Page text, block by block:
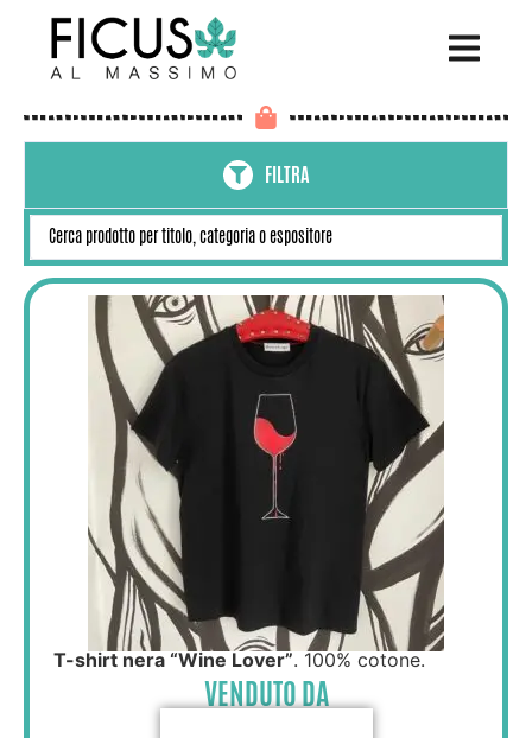
FILTRA
T-shirt nera “Wine Lover”. 100% cotone.
VENDUTO DA